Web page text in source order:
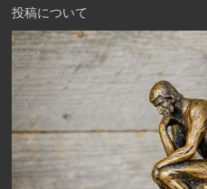
投稿について